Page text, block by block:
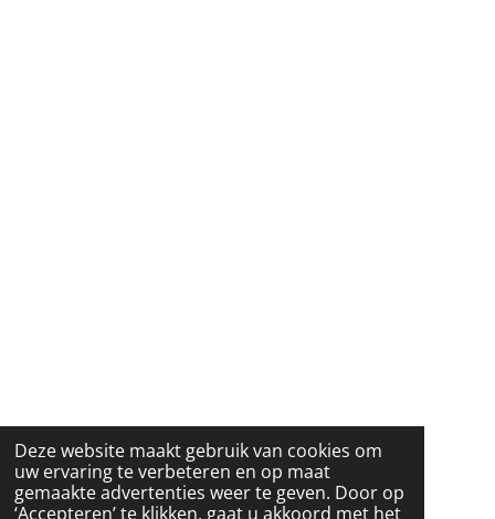
Deze website maakt gebruik van cookies om
uw ervaring te verbeteren en op maat
gemaakte advertenties weer te geven. Door op
‘Accepteren’ te klikken, gaat u akkoord met het